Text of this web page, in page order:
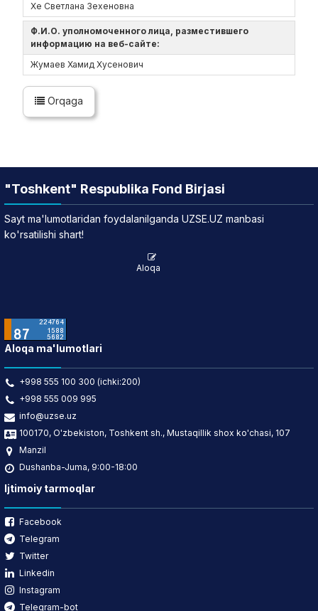
Хе Светлана Зехеновна
Ф.И.О. уполномоченного лица, разместившего
информацию на веб-сайте:
Жумаев Хамид Хусенович
Orqaga
"Toshkent" Respublika Fond Birjasi
Sayt ma'lumotlaridan foydalanilganda UZSE.UZ manbasi
ko'rsatilishi shart!
Aloqa
Aloqa ma'lumotlari
+998 555 100 300 (ichki:200)
+998 555 009 995
info@uzse.uz
100170, O'zbekiston, Toshkent sh., Mustaqillik shox ko'chasi, 107
Manzil
Dushanba-Juma, 9:00-18:00
Ijtimoiy tarmoqlar
Facebook
Telegram
Twitter
Linkedin
Instagram
Telegram-bot